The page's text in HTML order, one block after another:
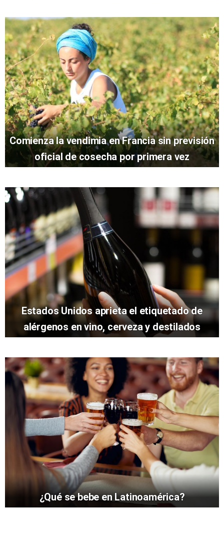
Comienza la vendimia en Francia sin previsión
oficial de cosecha por primera vez
Estados Unidos aprieta el etiquetado de
alérgenos en vino, cerveza y destilados
¿Qué se bebe en Latinoamérica?